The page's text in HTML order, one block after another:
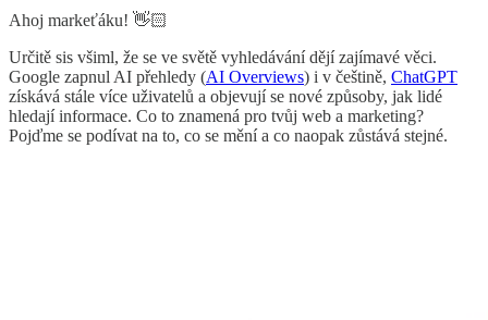
Ahoj markeťáku! 👋🏻
Určitě sis všiml, že se ve světě vyhledávání dějí zajímavé věci.
Google zapnul AI přehledy (AI Overviews) i v češtině, ChatGPT
získává stále více uživatelů a objevují se nové způsoby, jak lidé
hledají informace. Co to znamená pro tvůj web a marketing?
Pojďme se podívat na to, co se mění a co naopak zůstává stejné.